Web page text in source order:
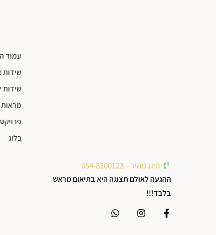
חיוג מהיר – 054-8200123
ההגעה לאולם תצוגה היא בתיאום מראש
בלבד!!!
עמוד
שידות
שידות
מראות
בלוג